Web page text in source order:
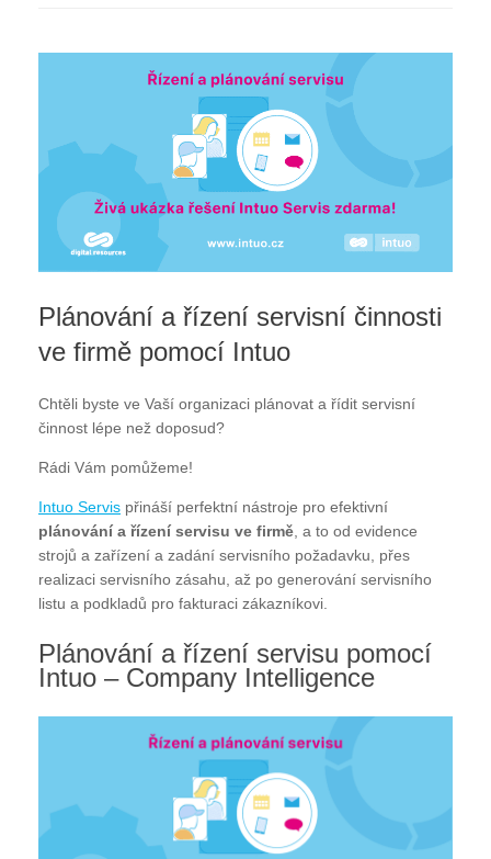
Plánování a řízení servisní činnosti
ve firmě pomocí Intuo
Chtěli byste ve Vaší organizaci plánovat a řídit servisní
činnost lépe než doposud?
Rádi Vám pomůžeme!
Intuo Servis přináší perfektní nástroje pro efektivní
plánování a řízení servisu ve firmě , a to od evidence
strojů a zařízení a zadání servisního požadavku, přes
realizaci servisního zásahu, až po generování servisního
listu a podkladů pro fakturaci zákazníkovi.
Plánování a řízení servisu pomocí
Intuo – Company Intelligence